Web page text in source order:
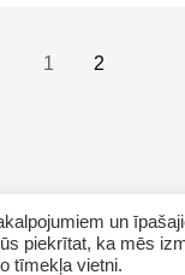
1 2
un
piekrītat, ka mēs
tīmekļa vietni.